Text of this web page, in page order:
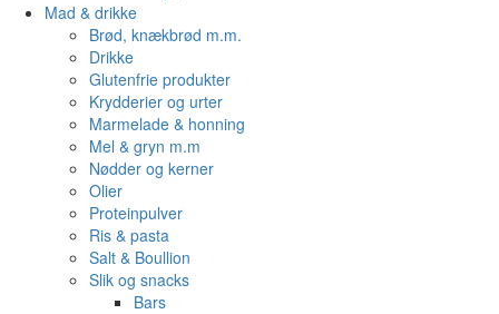
Mad & drikke
Brød, knækbrød m.m.
Drikke
Glutenfrie produkter
Krydderier og urter
Marmelade & honning
Mel & gryn m.m
Nødder og kerner
Olier
Proteinpulver
Ris & pasta
Salt & Boullion
Slik og snacks
Bars